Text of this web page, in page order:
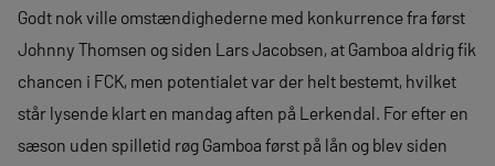
Godt nok ville omstændighederne med konkurrence fra først
Johnny Thomsen og siden Lars Jacobsen, at Gamboa aldrig fik
chancen i FCK, men potentialet var der helt bestemt, hvilket
står lysende klart en mandag aften på Lerkendal. For efter en
sæson uden spilletid røg Gamboa først på lån og blev siden